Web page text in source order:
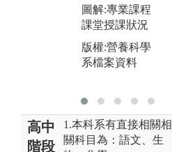
圖解:專業課程
課堂授課狀況
版權:營養科學
系檔案資料
高中
階段
1.本科系有直接相關相
關科目為：語文、生